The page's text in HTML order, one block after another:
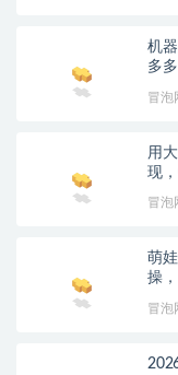
机
多
冒泡
用
现
冒泡
萌
操
冒泡